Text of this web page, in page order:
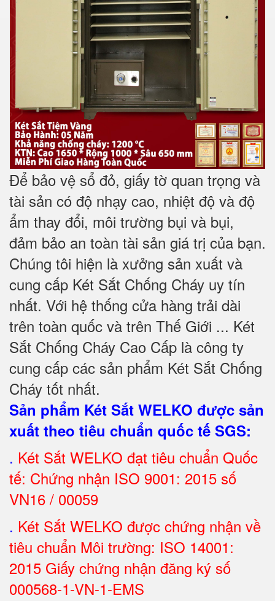
Để bảo vệ sổ đỏ, giấy tờ quan trọng và
tài sản có độ nhạy cao, nhiệt độ và độ
ẩm thay đổi, môi trường bụi và bụi,
đảm bảo an toàn tài sản giá trị của bạn.
Chúng tôi hiện là xưởng sản xuất và
cung cấp Két Sắt Chống Cháy uy tín
nhất. Với hệ thống cửa hàng trải dài
trên toàn quốc và trên Thế Giới ... Két
Sắt Chống Cháy Cao Cấp là công ty
cung cấp các sản phẩm Két Sắt Chống
Cháy tốt nhất.
Sản phẩm Két Sắt WELKO được sản
xuất theo tiêu chuẩn quốc tế SGS:
. Két Sắt WELKO đạt tiêu chuẩn Quốc
tế: Chứng nhận ISO 9001: 2015 số
VN16 / 00059
. Két Sắt WELKO được chứng nhận về
tiêu chuẩn Môi trường: ISO 14001:
2015 Giấy chứng nhận đăng ký số
000568-1-VN-1-EMS